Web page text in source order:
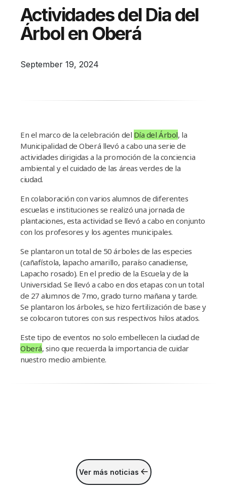
Campañas
Arbolado
Residuos
Proyectos
Edificios Municipales Energéticamente
Actividades del Dia del
Árbol en Oberá
September 19, 2024
En el marco de la celebración del Día del Árbol, la
Municipalidad de Oberá llevó a cabo una serie de
actividades dirigidas a la promoción de la conciencia
ambiental y el cuidado de las áreas verdes de la
ciudad.
En colaboración con varios alumnos de diferentes
escuelas e instituciones se realizó una jornada de
plantaciones, esta actividad se llevó a cabo en conjunto
con los profesores y los agentes municipales.
Se plantaron un total de 50 árboles de las especies
(cañafístola, lapacho amarillo, paraíso canadiense,
Lapacho rosado). En el predio de la Escuela y de la
Universidad. Se llevó a cabo en dos etapas con un total
de 27 alumnos de 7mo, grado turno mañana y tarde.
Se plantaron los árboles, se hizo fertilización de base y
se colocaron tutores con sus respectivos hilos atados.
Este tipo de eventos no solo embellecen la ciudad de
Oberá, sino que recuerda la importancia de cuidar
nuestro medio ambiente.
Ver más noticias